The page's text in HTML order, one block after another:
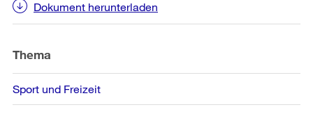
Dokument herunterladen
Thema
Sport und Freizeit